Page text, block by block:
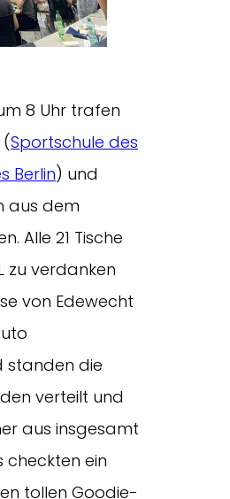
8 Uhr trafen
Sportschule des
Berlin) und
aus dem
Alle 21 Tische
zu verdanken
von Edewecht
standen die
verteilt und
aus insgesamt
checkten ein
tollen Goodie-